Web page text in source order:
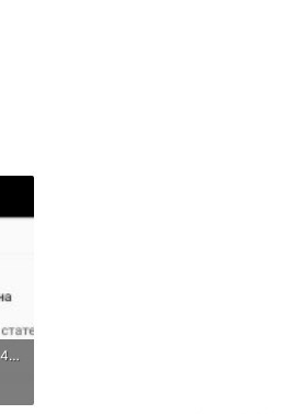
Screenshot_2025-09-22-09-46-48-222_org.kiwix.kiwixmobile-edit.jpg